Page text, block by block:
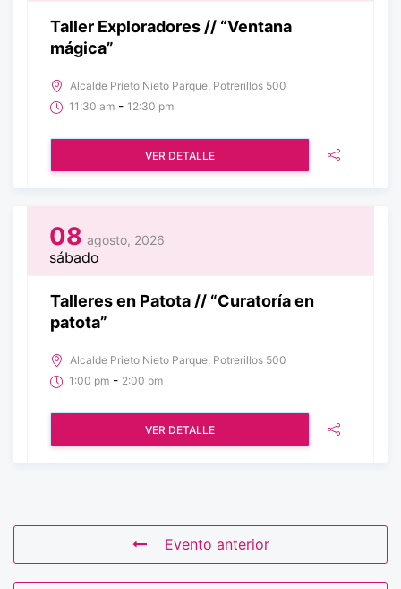
Taller Exploradores // “Ventana
mágica”
Alcalde Prieto Nieto Parque, Potrerillos 500
11:30 am - 12:30 pm
VER DETALLE
08 agosto, 2026
sábado
Talleres en Patota // “Curatoría en
patota”
Alcalde Prieto Nieto Parque, Potrerillos 500
1:00 pm - 2:00 pm
VER DETALLE
Evento anterior